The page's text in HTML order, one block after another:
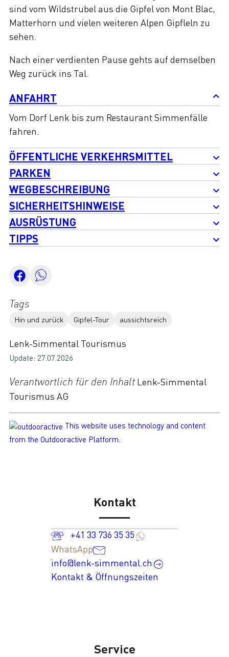
Tags
Hin und zurück Gipfel-Tour aussichtsreich
Lenk-Simmental Tourismus
Update: 27.07.2026
Verantwortlich für den InhaltLenk-Simmental
Tourismus AG
This website uses technology and content
from the Outdooractive Platform.
sind vom Wildstrubel aus die Gipfel von Mont Blac,
Matterhorn und vielen weiteren Alpen Gipfleln zu
sehen.
Nach einer verdienten Pause gehts auf demselben
Weg zurück ins Tal.
ANFAHRT
Vom Dorf Lenk bis zum Restaurant Simmenfälle
fahren.
ÖFFENTLICHE VERKEHRSMITTEL
PARKEN
WEGBESCHREIBUNG
SICHERHEITSHINWEISE
AUSRÜSTUNG
TIPPS
Kontakt
+41 33 736 35 35
WhatsApp
info@lenk-simmental.ch
Kontakt & Öffnungszeiten
Service